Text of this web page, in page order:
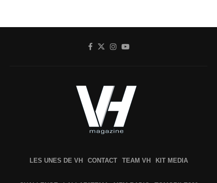
LES UNES DE VH CONTACT TEAM VH KIT MEDIA